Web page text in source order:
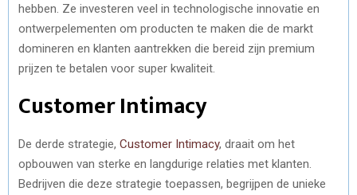
hebben. Ze investeren veel in technologische innovatie en
ontwerpelementen om producten te maken die de markt
domineren en klanten aantrekken die bereid zijn premium
prijzen te betalen voor super kwaliteit.
Customer Intimacy
De derde strategie, Customer Intimacy, draait om het
opbouwen van sterke en langdurige relaties met klanten.
Bedrijven die deze strategie toepassen, begrijpen de unieke